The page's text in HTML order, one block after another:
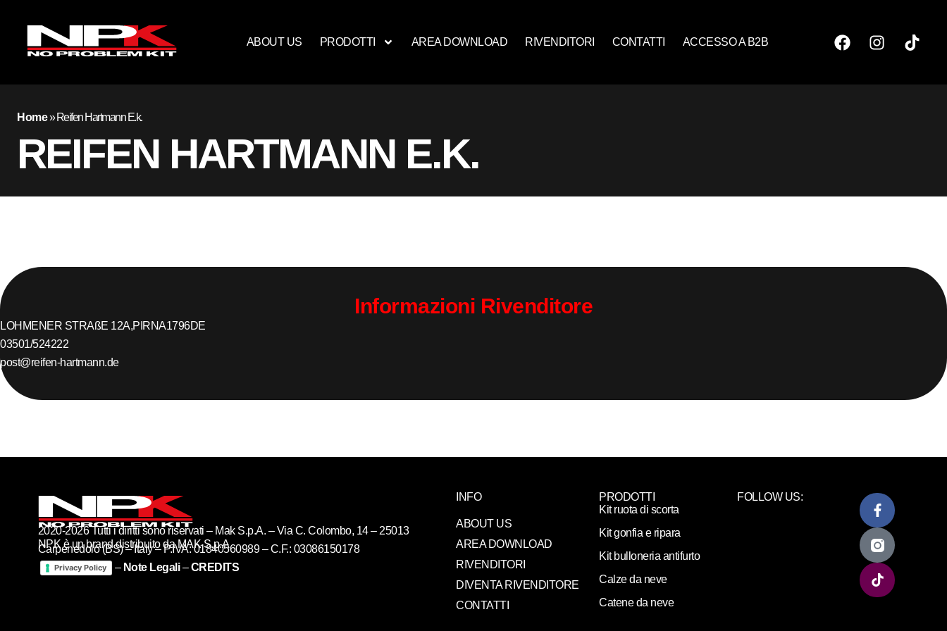
ABOUT US PRODOTTI AREA DOWNLOAD RIVENDITORI CONTATTI ACCESSO A B2B
Home»Reifen Hartmann E.k.
REIFEN HARTMANN E.K.
Informazioni Rivenditore
LOHMENER STRAßE 12A,PIRNA1796DE
03501/524222
post@reifen-hartmann.de
NPK è un brand distribuito da MAK S.p.A
2020-2026 Tutti i diritti sono riservati – Mak S.p.A. – Via C. Colombo, 14 – 25013
Carpenedolo (BS) – Italy – P.IVA: 01840560989 – C.F.: 03086150178
Privacy Policy – Note Legali–CREDITS
INFO
ABOUT US
AREA DOWNLOAD
RIVENDITORI
DIVENTA RIVENDITORE
CONTATTI
PRODOTTI
Kit ruota di scorta
Kit gonfia e ripara
Kit bulloneria antifurto
Calze da neve
Catene da neve
FOLLOW US: